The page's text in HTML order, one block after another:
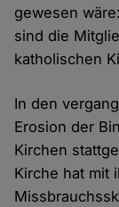
gewesen
sind die
katholischen
In den
Erosion der
Kirchen
Kirche hat mit